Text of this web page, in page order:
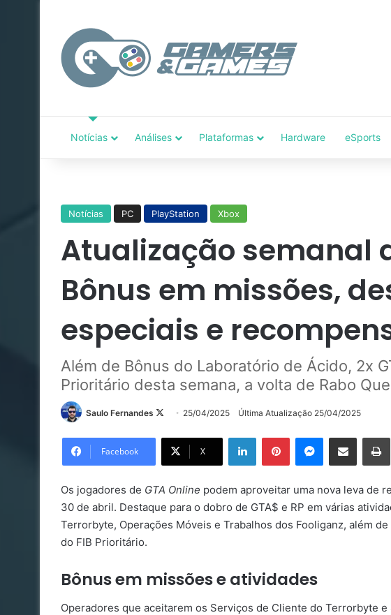
Notícias Análises Plataformas Hardware eSports
Notícias PC PlayStation Xbox
Atualização semanal
Bônus em missões,
especiais e
Além de Bônus do Laboratório de Ácido, 2x
Prioritário desta semana, a volta de Rabo
Saulo Fernandes
Follow25/04/2025 Última Atualização 25/04/2025
Facebook X
LinkedinPinterestMessenger
Compartilhar via e-mail
Os jogadores de GTA Online podem aproveitar uma nova leva de
30 de abril. Destaque para o dobro de GTA$ e RP em várias
Terrorbyte, Operações Móveis e Trabalhos dos Fooliganz, além
do FIB Prioritário.
Bônus em missões e atividades
Operadores que aceitarem os Serviços de Cliente do Terrorbyte